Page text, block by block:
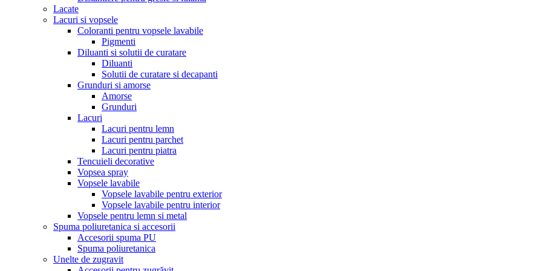
Lacate
Lacuri si vopsele
Coloranti pentru vopsele lavabile
Pigmenti
Diluanti si solutii de curatare
Diluanti
Solutii de curatare si decapanti
Grunduri si amorse
Amorse
Grunduri
Lacuri
Lacuri pentru lemn
Lacuri pentru parchet
Lacuri pentru piatra
Tencuieli decorative
Vopsea spray
Vopsele lavabile
Vopsele lavabile pentru exterior
Vopsele lavabile pentru interior
Vopsele pentru lemn si metal
Spuma poliuretanica si accesorii
Accesorii spuma PU
Spuma poliuretanica
Unelte de zugravit